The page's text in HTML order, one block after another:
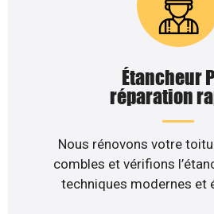
Étancheur
réparation
Nous rénovons votre
combles et vérifions
techniques modernes et